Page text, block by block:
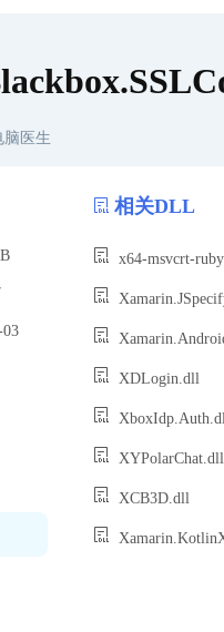
脑医生
相关DLL
x64-msvcrt-
XDLogin.dll
XYPolarChat.dll
XCB3D.dll